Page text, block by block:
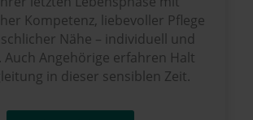
Kompetenz, liebevoller Pflege
Nähe – individuell und
Auch Angehörige erfahren Halt
in dieser sensiblen Zeit.